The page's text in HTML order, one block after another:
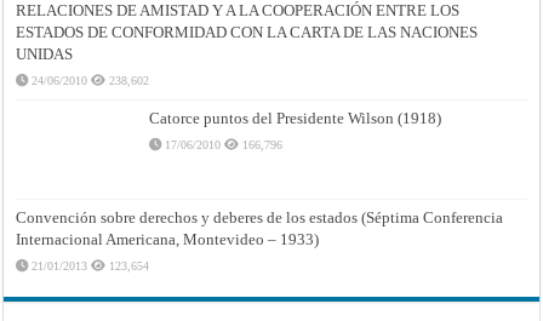
RELACIONES DE AMISTAD Y A LA COOPERACIÓN ENTRE LOS
ESTADOS DE CONFORMIDAD CON LA CARTA DE LAS NACIONES
UNIDAS
24/06/2010 238,602
Catorce puntos del Presidente Wilson (1918)
17/06/2010 166,796
Convención sobre derechos y deberes de los estados (Séptima Conferencia
Internacional Americana, Montevideo – 1933)
21/01/2013 123,654